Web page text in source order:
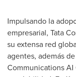
Impulsando la
empresarial, Tata
su extensa red
agentes, además
Communications